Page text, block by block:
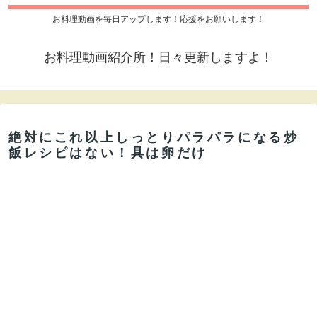
お料理動画を毎日アップします！応援をお願いします！
お料理動画紹介所！日々更新しますよ！
絶対にこれ以上しっとりパラパラになる炒
飯レシピはない！具は卵だけ